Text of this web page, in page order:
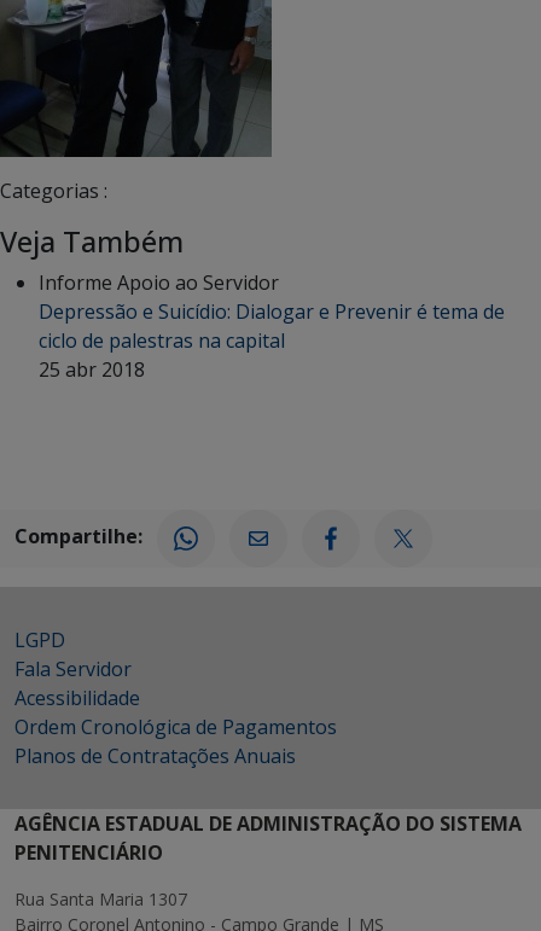
Categorias :
Veja Também
Informe Apoio ao Servidor
Depressão e Suicídio: Dialogar e Prevenir é tema de
ciclo de palestras na capital
25 abr 2018
Compartilhe:
LGPD
Fala Servidor
Acessibilidade
Ordem Cronológica de Pagamentos
Planos de Contratações Anuais
AGÊNCIA ESTADUAL DE ADMINISTRAÇÃO DO SISTEMA
PENITENCIÁRIO
Rua Santa Maria 1307
Bairro Coronel Antonino - Campo Grande | MS